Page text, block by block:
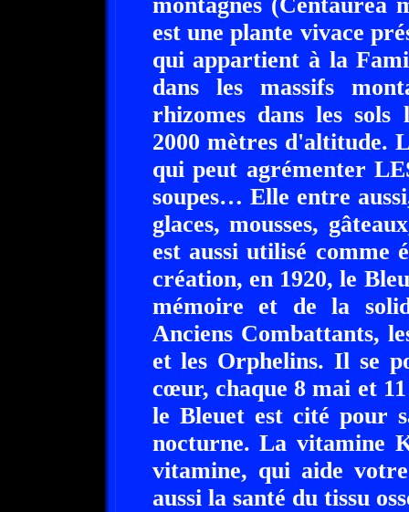
est une plante vivace
qui appartient à la
dans les massifs
rhizomes dans les
2000 mètres d'altitude.
qui peut agrémenter
soupes… Elle entre
glaces, mousses,
est aussi utilisé comme
création, en 1920, le
mémoire et de la
Anciens Combattants,
et les Orphelins. Il se
cœur, chaque 8 mai et
le Bleuet est cité pour
nocturne. La vitamine
vitamine, qui aide
aussi la santé du tissu